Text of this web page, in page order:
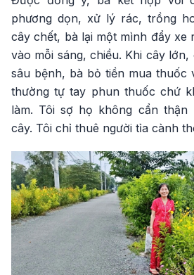
phương dọn, xử lý rác, trồng
cây chết, bà lại một mình đẩy xe
vào mỗi sáng, chiều. Khi cây
sâu bệnh, bà bỏ tiền mua thuốc
thường tự tay phun thuốc chứ
làm. Tôi sợ họ không cẩn thận
cây. Tôi chỉ thuê người tỉa cành